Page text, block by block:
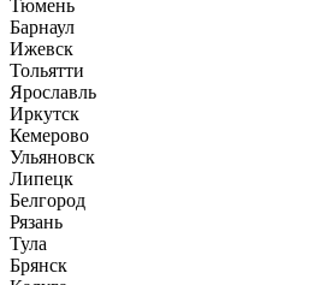
Тюмень
Барнаул
Ижевск
Тольятти
Ярославль
Иркутск
Кемерово
Ульяновск
Липецк
Белгород
Рязань
Тула
Брянск